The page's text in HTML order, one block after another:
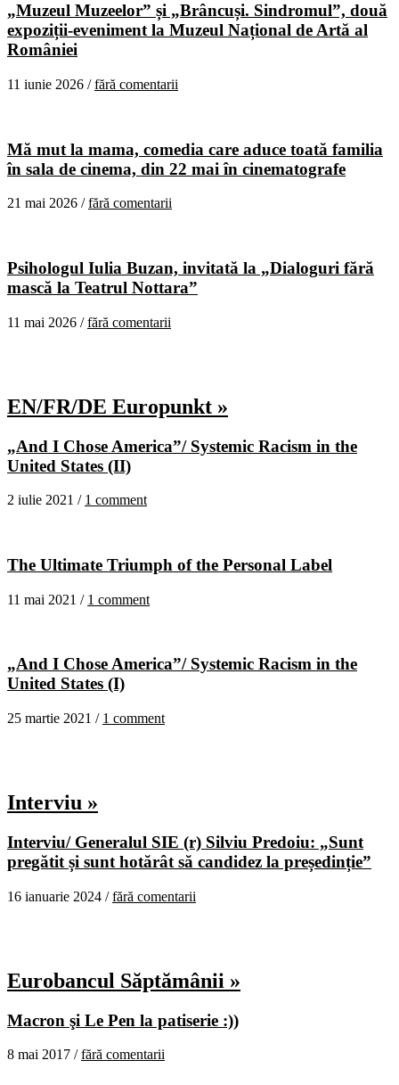
„Muzeul Muzeelor” și „Brâncuși. Sindromul”, două
expoziții-eveniment la Muzeul Național de Artă al
României
11 iunie 2026 /fără comentarii
Mă mut la mama, comedia care aduce toată familia
în sala de cinema, din 22 mai în cinematografe
21 mai 2026 /fără comentarii
Psihologul Iulia Buzan, invitată la „Dialoguri fără
mască la Teatrul Nottara”
11 mai 2026 /fără comentarii
EN/FR/DE Europunkt »
„And I Chose America”/ Systemic Racism in the
United States (II)
2 iulie 2021 / 1 comment
The Ultimate Triumph of the Personal Label
11 mai 2021 / 1 comment
„And I Chose America”/ Systemic Racism in the
United States (I)
25 martie 2021 / 1 comment
Interviu »
Interviu/ Generalul SIE (r) Silviu Predoiu: „Sunt
pregătit și sunt hotărât să candidez la președinție”
16 ianuarie 2024 /fără comentarii
Eurobancul Săptămânii »
Macron şi Le Pen la patiserie :))
8 mai 2017 /fără comentarii